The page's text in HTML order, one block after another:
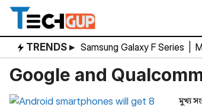
TRENDS ▸ Samsung Galaxy F Series
Google and
মুখ্য